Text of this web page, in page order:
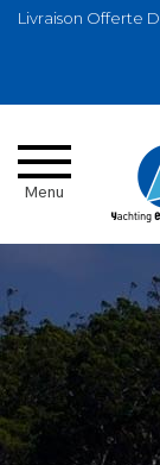
Livraison Offerte
Menu